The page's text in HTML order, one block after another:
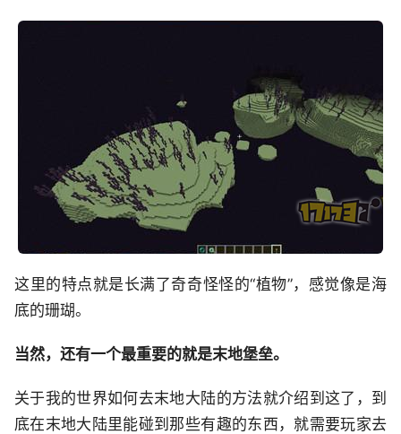
这里的特点就是长满了奇奇怪怪的“植物”，感觉像是海
底的珊瑚。
当然，还有一个最重要的就是末地堡垒。
关于我的世界如何去末地大陆的方法就介绍到这了，到
底在末地大陆里能碰到那些有趣的东西，就需要玩家去